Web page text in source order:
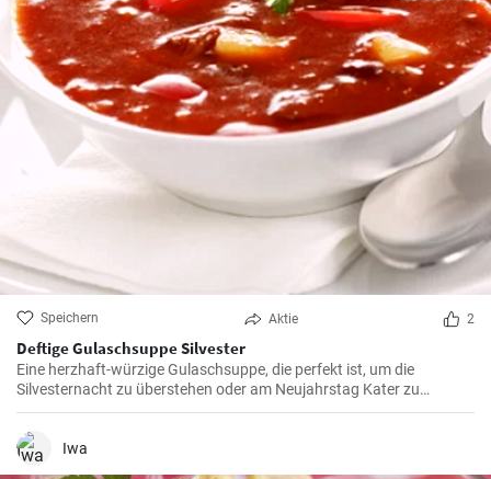
Speichern Aktie 2
Deftige Gulaschsuppe Silvester
Eine herzhaft-würzige Gulaschsuppe, die perfekt ist, um die
Silvesternacht zu überstehen oder am Neujahrstag Kater zu
bekämpfen. Sie ist reich an Aroma von Paprika, Thymian, Majoran
und Lorbeer und wird mit Kartoffeln, Karotten und natürlich
Rindfleisch zubereitet.
Iwa